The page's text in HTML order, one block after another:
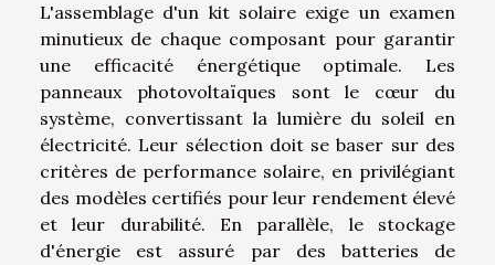
L'assemblage d'un kit solaire exige un examen
minutieux de chaque composant pour garantir
une efficacité énergétique optimale. Les
panneaux photovoltaïques sont le cœur du
système, convertissant la lumière du soleil en
électricité. Leur sélection doit se baser sur des
critères de performance solaire, en privilégiant
des modèles certifiés pour leur rendement élevé
et leur durabilité. En parallèle, le stockage
d'énergie est assuré par des batteries de